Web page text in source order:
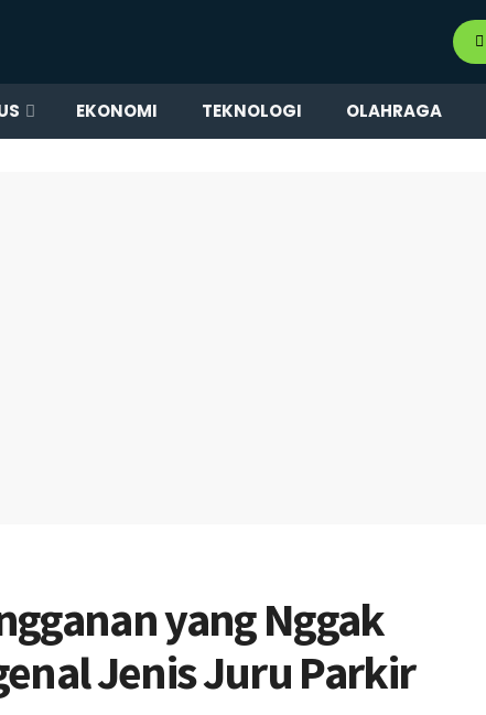
EKONOMI TEKNOLOGI OLAHRAGA
yang Nggak
Jenis Juru Parkir